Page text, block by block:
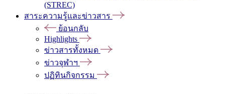
(STREC)
สาระความรู้และข่าวสาร
ย้อนกลับ
Highlights
ข่าวสารทั้งหมด
ข่าวจุฬาฯ
ปฏิทินกิจกรรม